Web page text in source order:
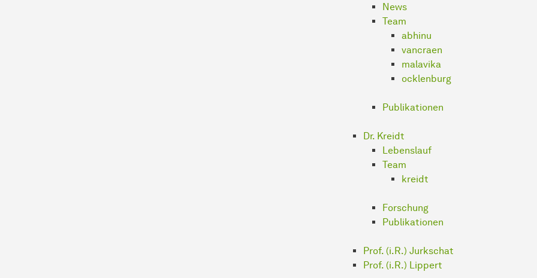
News
Team
abhinu
vancraen
malavika
ocklenburg
Publikationen
Dr. Kreidt
Lebenslauf
Team
kreidt
Forschung
Publikationen
Prof. (i.R.) Jurkschat
Prof. (i.R.) Lippert